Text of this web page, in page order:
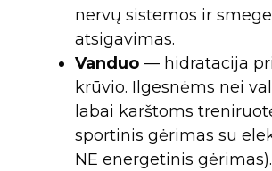
nervų sistemos ir
atsigavimas.
Vanduo — hidratacija
krūvio. Ilgesnėms nei
labai karštoms
sportinis gėrimas su
NE energetinis gėrimas).